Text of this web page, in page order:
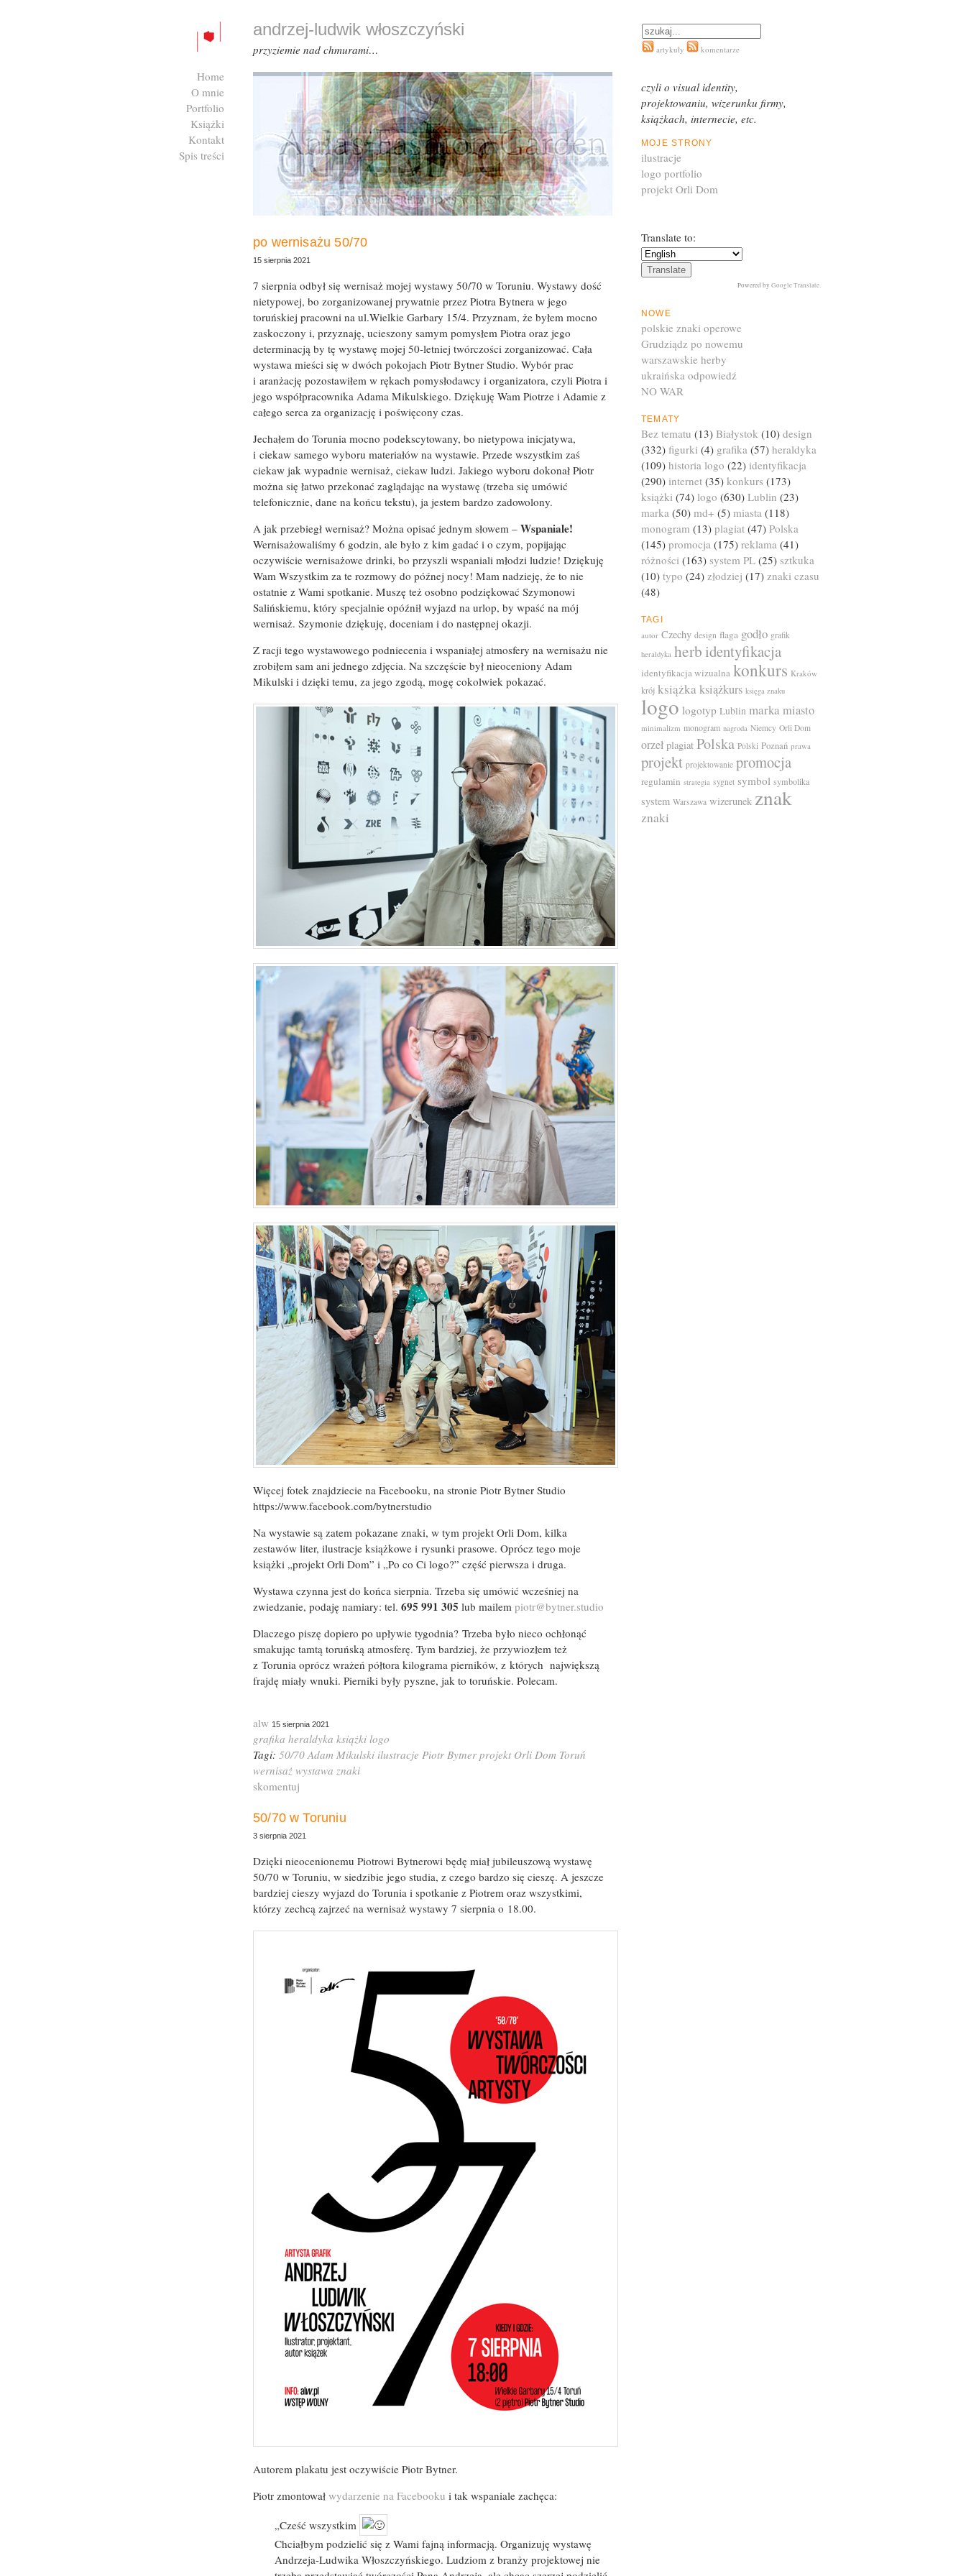
po wernisażu 50/70
15 sierpnia 2021
7 sierpnia odbył się wernisaż mojej wystawy 50/70 w Toruniu. Wystawy dość
nietypowej, bo zorganizowanej prywatnie przez Piotra Bytnera w jego
toruńskiej pracowni na ul.Wielkie Garbary 15/4. Przyznam, że byłem mocno
zaskoczony i, przyznaję, ucieszony samym pomysłem Piotra oraz jego
determinacją by tę wystawę mojej 50-letniej twórczości zorganizować. Cała
wystawa mieści się w dwóch pokojach Piotr Bytner Studio. Wybór prac
i aranżację pozostawiłem w rękach pomysłodawcy i organizatora, czyli Piotra i
jego współpracownika Adama Mikulskiego. Dziękuję Wam Piotrze i Adamie z
całego serca za organizację i poświęcony czas.
Jechałem do Torunia mocno podekscytowany, bo nietypowa inicjatywa,
i ciekaw samego wyboru materiałów na wystawie. Przede wszystkim zaś
ciekaw jak wypadnie wernisaż, ciekaw ludzi. Jakiego wyboru dokonał Piotr
można się łatwo przekonać zaglądając na wystawę (trzeba się umówić
telefonicznie, dane na końcu tekstu), ja jestem bardzo zadowolony.
A jak przebiegł wernisaż? Można opisać jednym słowem – Wspaniale!
Wernisażowaliśmy 6 godzin, ale było z kim gadać i o czym, popijając
oczywiście wernisażowe drinki, bo przyszli wspaniali młodzi ludzie! Dziękuję
Wam Wszystkim za te rozmowy do późnej nocy! Mam nadzieję, że to nie
ostatnie z Wami spotkanie. Muszę też osobno podziękować Szymonowi
Salińskiemu, który specjalnie opóźnił wyjazd na urlop, by wpaść na mój
wernisaż. Szymonie dziękuję, doceniam i do następnej okazji.
Z racji tego wystawowego podniecenia i wspaniałej atmosfery na wernisażu nie
zrobiłem sam ani jednego zdjęcia. Na szczęście był nieoceniony Adam
Mikulski i dzięki temu, za jego zgodą, mogę cokolwiek pokazać.
Więcej fotek znajdziecie na Facebooku, na stronie Piotr Bytner Studio
https://www.facebook.com/bytnerstudio
Na wystawie są zatem pokazane znaki, w tym projekt Orli Dom, kilka
zestawów liter, ilustracje książkowe i rysunki prasowe. Oprócz tego moje
książki „projekt Orli Dom” i „Po co Ci logo?” część pierwsza i druga.
Wystawa czynna jest do końca sierpnia. Trzeba się umówić wcześniej na
zwiedzanie, podaję namiary: tel. 695 991 305 lub mailem piotr@bytner.studio
Dlaczego piszę dopiero po upływie tygodnia? Trzeba było nieco ochłonąć
smakując tamtą toruńską atmosferę. Tym bardziej, że przywiozłem też
z Torunia oprócz wrażeń półtora kilograma pierników, z których największą
frajdę miały wnuki. Pierniki były pyszne, jak to toruńskie. Polecam.
alw 15 sierpnia 2021
grafika heraldyka książki logo
Tagi: 50/70 Adam Mikulski ilustracje Piotr Bytner projekt Orli Dom Toruń
wernisaż wystawa znaki
skomentuj
50/70 w Toruniu
3 sierpnia 2021
Dzięki nieocenionemu Piotrowi Bytnerowi będę miał jubileuszową wystawę
50/70 w Toruniu, w siedzibie jego studia, z czego bardzo się cieszę. A jeszcze
bardziej cieszy wyjazd do Torunia i spotkanie z Piotrem oraz wszystkimi,
którzy zechcą zajrzeć na wernisaż wystawy 7 sierpnia o 18.00.
Autorem plakatu jest oczywiście Piotr Bytner.
Piotr zmontował wydarzenie na Facebooku i tak wspaniale zachęca:
„Cześć wszystkim
Chciałbym podzielić się z Wami fajną informacją. Organizuję wystawę
Andrzeja-Ludwika Włoszczyńskiego. Ludziom z branży projektowej nie
Translate to:
Powered by Google Translate.
NOWE
polskie znaki operowe
Grudziądz po nowemu
warszawskie herby
ukraińska odpowiedź
NO WAR
TEMATY
Bez tematu (13) Białystok (10) design
(332) figurki (4) grafika (57) heraldyka
(109) historia logo (22) identyfikacja
(290) internet (35) konkurs (173)
książki (74) logo (630) Lublin (23)
marka (50) md+ (5) miasta (118)
monogram (13) plagiat (47) Polska
(145) promocja (175) reklama (41)
różności (163) system PL (25) sztkuka
(10) typo (24) złodziej (17) znaki czasu
(48)
TAGI
autor Czechy design flaga godło grafik
heraldyka herb identyfikacja
identyfikacja wizualna konkurs Kraków
krój książka książkurs księga znaku
logo logotyp Lublin marka miasto
minimalizm monogram nagroda Niemcy Orli Dom
orzeł plagiat Polska Polski Poznań prawa
projekt projektowanie promocja
regulamin strategia sygnet symbol symbolika
system Warszawa wizerunek znak
znaki
andrzej-ludwik włoszczyński
przyziemie nad chmurami… artykuły komentarze
Home
O mnie
Portfolio
Książki
Kontakt
Spis treści
czyli o visual identity,
projektowaniu, wizerunku firmy,
książkach, internecie, etc.
MOJE STRONY
ilustracje
logo portfolio
projekt Orli Dom